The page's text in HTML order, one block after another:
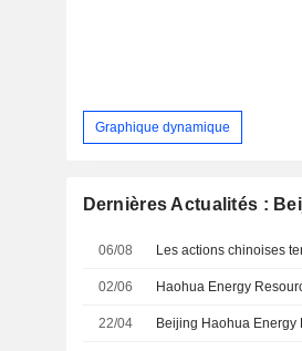
Graphique dynamique
Dernières Actualités :
06/08
02/06
22/04